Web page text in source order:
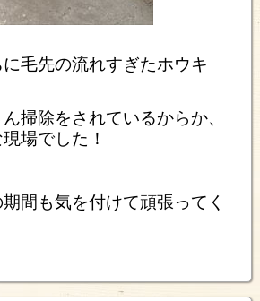
毛先の流れすぎたホウキ
掃除をされているからか、
場でした！
間も気を付けて頑張ってく